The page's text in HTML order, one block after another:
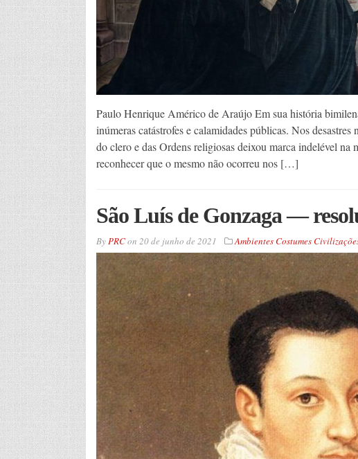
Paulo Henrique Américo de Araújo Em sua história
inúmeras catástrofes e calamidades públicas. Nos
do clero e das Ordens religiosas deixou marca indelével na
reconhecer que o mesmo não ocorreu nos […]
São Luís de Gonzaga —
ByPRCon 20 de junho de 2021 Ambientes Costumes